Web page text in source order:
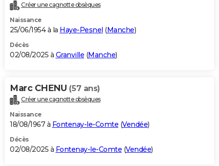
Créer une cagnotte obsèques
Naissance
25/06/1954 à la Haye-Pesnel (Manche)
Décès
02/08/2025 à Granville (Manche)
Marc CHENU (57 ans)
Créer une cagnotte obsèques
Naissance
18/08/1967 à Fontenay-le-Comte (Vendée)
Décès
02/08/2025 à Fontenay-le-Comte (Vendée)